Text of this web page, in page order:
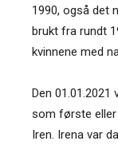
1990, også det
brukt fra rundt
kvinnene med
Den 01.01.2021
som første eller
Iren. Irena var